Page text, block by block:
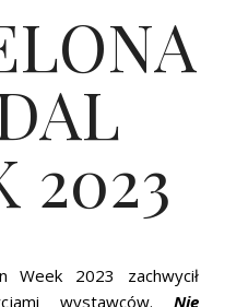
2023
Week 2023 zachwycił
wystawców. Nie